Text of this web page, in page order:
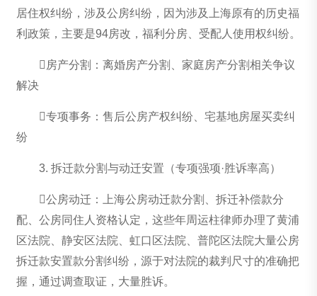
居住权纠纷，涉及公房纠纷，因为涉及上海原有的历史福
利政策，主要是94房改，福利分房、受配人使用权纠纷。
房产分割：离婚房产分割、家庭房产分割相关争议
解决
专项事务：售后公房产权纠纷、宅基地房屋买卖纠
纷
3. 拆迁款分割与动迁安置（专项强项·胜诉率高）
公房动迁：上海公房动迁款分割、拆迁补偿款分
配、公房同住人资格认定，这些年周运柱律师办理了黄浦
区法院、静安区法院、虹口区法院、普陀区法院大量公房
拆迁款安置款分割纠纷，源于对法院的裁判尺寸的准确把
握，通过调查取证，大量胜诉。